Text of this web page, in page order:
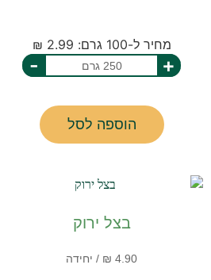
מחיר ל-100 גרם: 2.99 ₪
+
-
הוספה לסל
בצל ירוק